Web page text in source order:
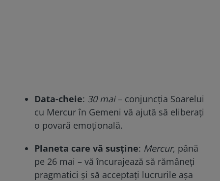
Data-cheie: 30 mai– conjuncția Soarelui
cu Mercur în Gemeni vă ajută să eliberați
o povară emoțională.
Planeta care vă susține: Mercur, până
pe 26 mai – vă încurajează să rămâneți
pragmatici și să acceptați lucrurile așa